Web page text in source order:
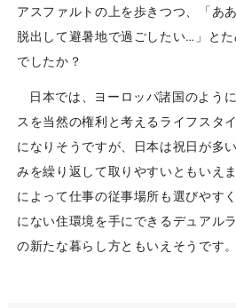
アスファルトの上を歩きつつ、「あ
脱出して避暑地で過ごしたい…」と
でしたか？
日本では、ヨーロッパ諸国のよう
スを当然の権利と考えるライフスタ
になりそうですが、日本は祝日が多
みを繰り返して取りやすいともいえ
によって仕事の従事場所も選びやす
にない住環境を手にできるデュアル
の新たな暮らし方ともいえそうです。